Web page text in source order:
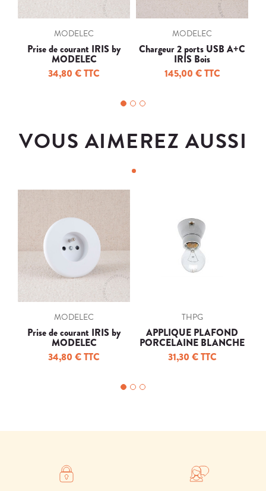
MODELEC
Prise de courant IRIS by
MODELEC
34,80 € TTC
MODELEC
Chargeur 2 ports USB A+C
IRIS Bois
145,00 € TTC
VOUS AIMEREZ AUSSI
MODELEC
Prise de courant IRIS by
MODELEC
34,80 € TTC
THPG
APPLIQUE PLAFOND
PORCELAINE BLANCHE
31,30 € TTC